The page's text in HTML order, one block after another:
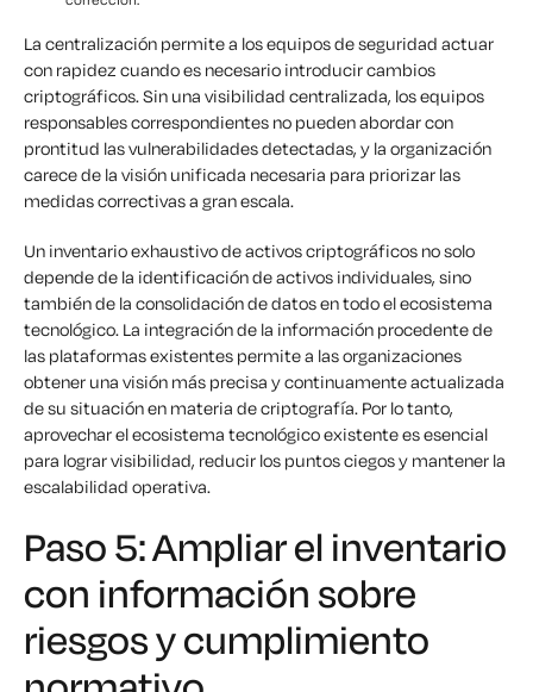
La centralización permite a los equipos de seguridad actuar
con rapidez cuando es necesario introducir cambios
criptográficos. Sin una visibilidad centralizada, los equipos
responsables correspondientes no pueden abordar con
prontitud las vulnerabilidades detectadas, y la organización
carece de la visión unificada necesaria para priorizar las
medidas correctivas a gran escala.
Un inventario exhaustivo de activos criptográficos no solo
depende de la identificación de activos individuales, sino
también de la consolidación de datos en todo el ecosistema
tecnológico. La integración de la información procedente de
las plataformas existentes permite a las organizaciones
obtener una visión más precisa y continuamente actualizada
de su situación en materia de criptografía. Por lo tanto,
aprovechar el ecosistema tecnológico existente es esencial
para lograr visibilidad, reducir los puntos ciegos y mantener la
escalabilidad operativa.
Paso 5: Ampliar el inventario
con información sobre
riesgos y cumplimiento